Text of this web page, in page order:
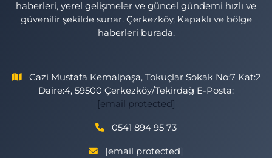
haberleri, yerel gelişmeler ve güncel gündemi hızlı ve
güvenilir şekilde sunar. Çerkezköy, Kapaklı ve bölge
haberleri burada.
Gazi Mustafa Kemalpaşa, Tokuçlar Sokak No:7 Kat:2
Daire:4, 59500 Çerkezköy/Tekirdağ E-Posta:
[email protected]
0541 894 95 73
[email protected]